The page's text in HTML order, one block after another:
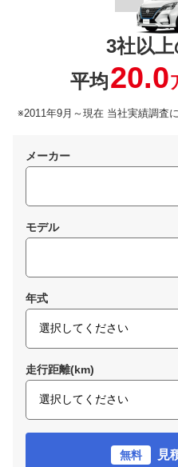
3社以
平均20.0
※2011年9月～現在 当社実績調査
メーカー
モデル
年式
走行距離(km)
無料 見